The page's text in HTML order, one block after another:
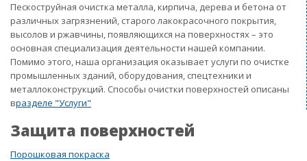
Пескоструйная очистка металла, кирпича, дерева и бетона от
различных загрязнений, старого лакокрасочного покрытия,
высолов и ржавчины, появляющихся на поверхностях – это
основная специализация деятельности нашей компании.
Помимо этого, наша организация оказывает услуги по очистке
промышленных зданий, оборудования, спецтехники и
металлоконструкций. Способы очистки поверхностей описаны
вразделе "Услуги"
Защита поверхностей
Порошковая покраска